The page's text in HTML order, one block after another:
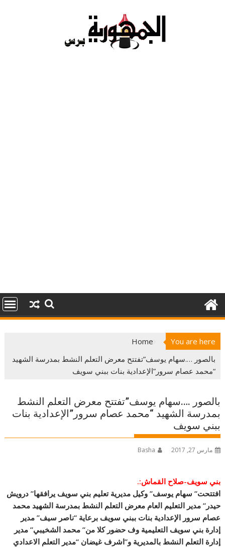
You are here
Home
بالصور ….سهام يوسف”تفتتح معرض التعلم النشط بمدرسة الشهيد
“محمد عصام سرور”الإعدادية بنات ببني سويف
بالصور ….سهام يوسف”تفتتح معرض التعلم النشط
بمدرسة الشهيد “محمد عصام سرور”الإعدادية بنات
ببني سويف
مارس 27, 2017 Basha
بني سويف-صلاح القماش:.
افتتحت” سهام يوسف” وكيل مديرية تعليم بني سويف يرافقها” درويش
حيدر” مدير التعليم العام معرض التعلم النشط بمدرسة الشهيد محمد
عصام سرور الإعدادية بنات ببني سويف برعاية “ناصر سيف” مدير
إدارة بني سويف التعليمية وف حضور كلا من” محمد الشخيبي” مدير
إدارة التعلم النشط بالمديرية و”اشرف غيضان “مدير التعلم الاعدادي